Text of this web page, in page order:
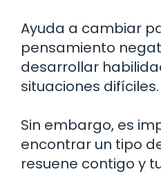
Ayuda a cambiar
pensamiento
desarrollar
situaciones difíciles.
Sin embargo, es
encontrar un tipo
resuene contigo y